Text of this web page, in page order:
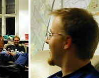
Pam_2_074